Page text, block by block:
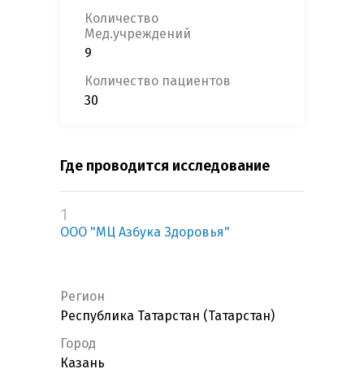
Количество
Мед.учреждений
9
Количество пациентов
30
Где проводится исследование
1
ООО "МЦ Азбука Здоровья"
Регион
Республика Татарстан (Татарстан)
Город
Казань